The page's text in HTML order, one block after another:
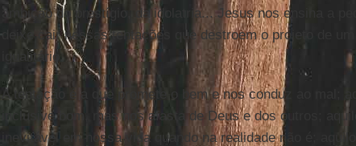
ambição do prestígio, da idolatria... Jesus nos ensina a
deixe cair nessas tentações que destroem o projeto de
igualitário.
A tentação é a que promete o bem e nos conduz ao mal;
inclusive bom, mas nos afasta de Deus e dos outros;
inevitável em nossa vida quando na realidade não é;